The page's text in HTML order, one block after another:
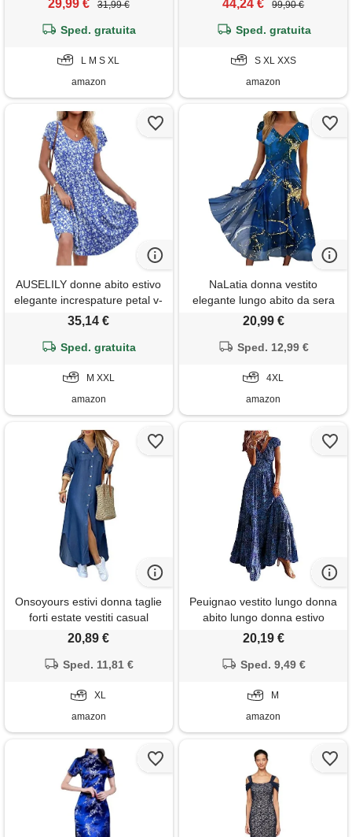
estivi, blu, l
29,99 € 31,99 €
Sped. gratuita
L M S XL
amazon
44,24 € 99,90 €
Sped. gratuita
S XL XXS
amazon
AUSELILY donne abito estivo
elegante increspature petal v-
neck sundress manica corta
bianchi e blu 2xl
35,14 €
Sped. gratuita
M XXL
amazon
NaLatia donna vestito
elegante lungo abito da sera
scollo a v manica corta
aderente estivo taglie forti
cocktail
20,99 €
Sped. 12,99 €
4XL
amazon
Onsoyours estivi donna taglie
forti estate vestiti casual
eleganti corti manica corta v-
vestiti camicia abit blu xl
20,89 €
Sped. 11,81 €
XL
amazon
Peuignao vestito lungo donna
abito lungo donna estivo
elegante vestiti da donna abiti
maxi abito svasato bohemien
spiaggia donna manica corta
bleu m
20,19 €
Sped. 9,49 €
M
amazon